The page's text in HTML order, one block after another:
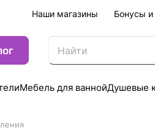
Наши магазины Бонусы
Мебель для ваннойДушевые